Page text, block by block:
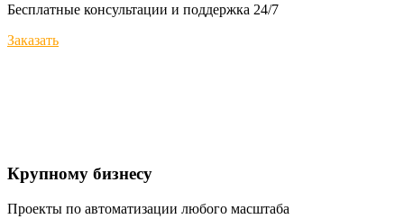
Бесплатные консультации и поддержка 24/7
Заказать
Крупному бизнесу
Проекты по автоматизации любого масштаба